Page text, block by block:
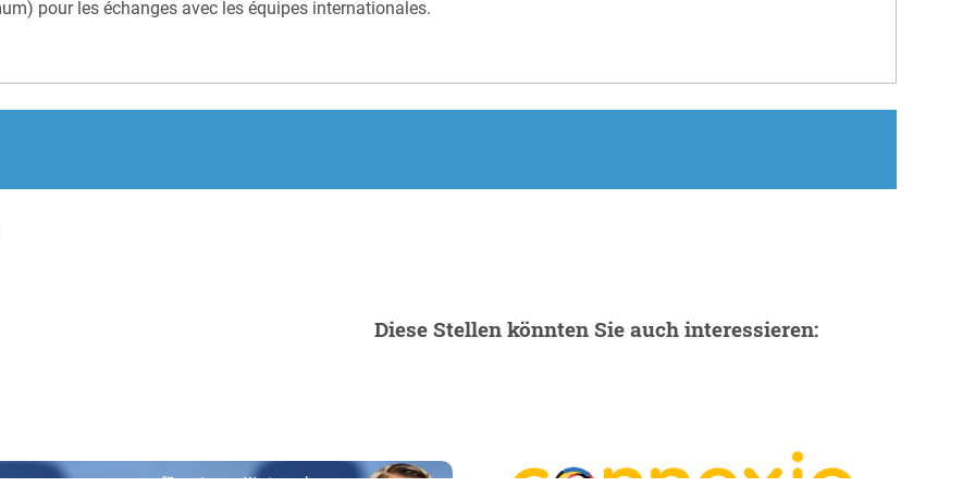
pour les échanges avec les équipes internationales.
Diese Stellen könnten Sie auch interessieren: